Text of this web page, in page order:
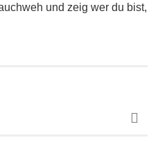
und zeig wer du bist,